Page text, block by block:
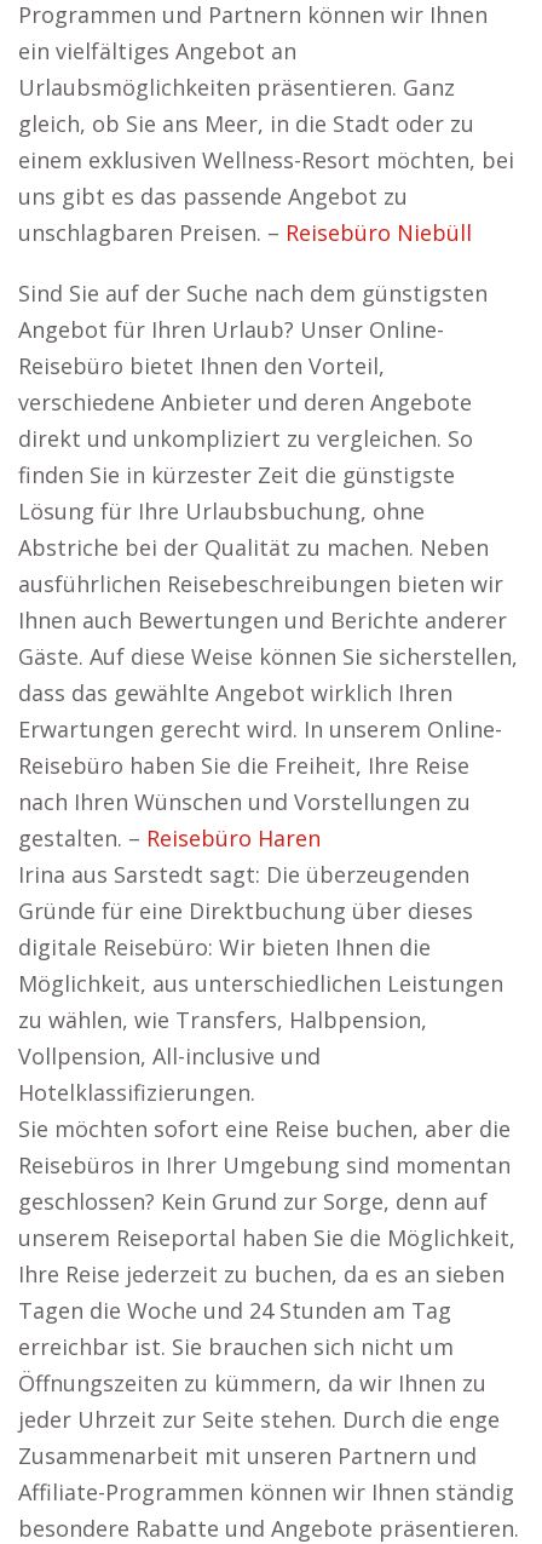
Programmen und Partnern können wir Ihnen
ein vielfältiges Angebot an
Urlaubsmöglichkeiten präsentieren. Ganz
gleich, ob Sie ans Meer, in die Stadt oder zu
einem exklusiven Wellness-Resort möchten, bei
uns gibt es das passende Angebot zu
unschlagbaren Preisen. – Reisebüro Niebüll
Sind Sie auf der Suche nach dem günstigsten
Angebot für Ihren Urlaub? Unser Online-
Reisebüro bietet Ihnen den Vorteil,
verschiedene Anbieter und deren Angebote
direkt und unkompliziert zu vergleichen. So
finden Sie in kürzester Zeit die günstigste
Lösung für Ihre Urlaubsbuchung, ohne
Abstriche bei der Qualität zu machen. Neben
ausführlichen Reisebeschreibungen bieten wir
Ihnen auch Bewertungen und Berichte anderer
Gäste. Auf diese Weise können Sie sicherstellen,
dass das gewählte Angebot wirklich Ihren
Erwartungen gerecht wird. In unserem Online-
Reisebüro haben Sie die Freiheit, Ihre Reise
nach Ihren Wünschen und Vorstellungen zu
gestalten. – Reisebüro Haren
Irina aus Sarstedt sagt: Die überzeugenden
Gründe für eine Direktbuchung über dieses
digitale Reisebüro: Wir bieten Ihnen die
Möglichkeit, aus unterschiedlichen Leistungen
zu wählen, wie Transfers, Halbpension,
Vollpension, All-inclusive und
Hotelklassifizierungen.
Sie möchten sofort eine Reise buchen, aber die
Reisebüros in Ihrer Umgebung sind momentan
geschlossen? Kein Grund zur Sorge, denn auf
unserem Reiseportal haben Sie die Möglichkeit,
Ihre Reise jederzeit zu buchen, da es an sieben
Tagen die Woche und 24 Stunden am Tag
erreichbar ist. Sie brauchen sich nicht um
Öffnungszeiten zu kümmern, da wir Ihnen zu
jeder Uhrzeit zur Seite stehen. Durch die enge
Zusammenarbeit mit unseren Partnern und
Affiliate-Programmen können wir Ihnen ständig
besondere Rabatte und Angebote präsentieren.